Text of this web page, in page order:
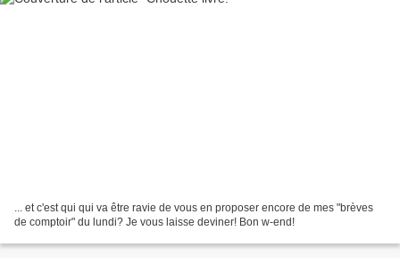
... et c'est qui qui va être ravie de vous en proposer encore de mes "brèves
de comptoir" du lundi? Je vous laisse deviner! Bon w-end!